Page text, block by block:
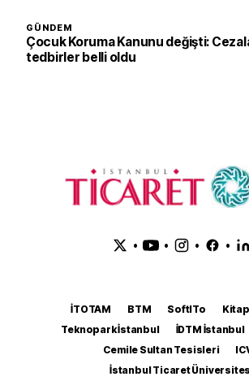
GÜNDEM
Çocuk Koruma Kanunu değişti:
tedbirler belli oldu
• • • •
İTOTAM BTM SoftITo
Teknopark İstanbul
İDTM İstanbul
Cemile Sultan Tesisleri
İstanbul Ticaret